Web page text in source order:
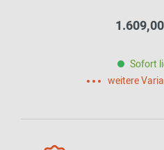
Sofort
weitere